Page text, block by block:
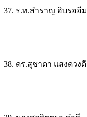
37. ร.ท.สำราญ อิบรอฮีม
38. ดร.สุชาดา แสงดวงดี